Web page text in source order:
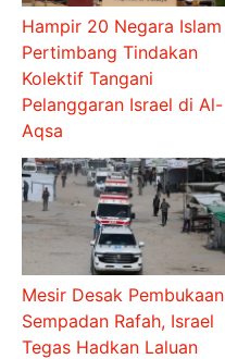
Hampir 20 Negara Islam
Pertimbang Tindakan
Kolektif Tangani
Pelanggaran Israel di Al-
Aqsa
Mesir Desak Pembukaan
Sempadan Rafah, Israel
Tegas Hadkan Laluan